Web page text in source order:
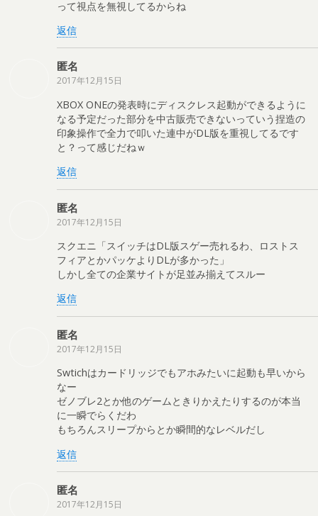
って視点を無視してるからね
返信
匿名
2017年12月15日
XBOX ONEの発表時にディスクレス起動ができるように
なる予定だった部分を中古販売できないっていう捏造の
印象操作で全力で叩いた連中がDL版を重視してるです
と？って感じだねｗ
返信
匿名
2017年12月15日
スクエニ「スイッチはDL版スゲー売れるわ、ロストス
フィアとかパッケよりDLが多かった」
しかし全ての企業サイトが足並み揃えてスルー
返信
匿名
2017年12月15日
Swtichはカードリッジでもアホみたいに起動も早いから
なー
ゼノブレ2とか他のゲームときりかえたりするのが本当
に一瞬でらくだわ
もちろんスリープからとか瞬間的なレベルだし
返信
匿名
2017年12月15日